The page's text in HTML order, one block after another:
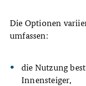
Die Optionen
umfassen:
die Nutzung
Innensteiger,